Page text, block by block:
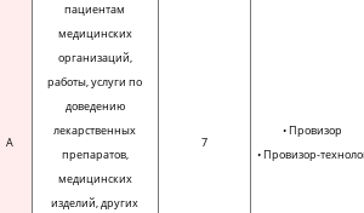
A
пациентам
медицинских
организаций,
работы, услуги по
доведению
лекарственных
препаратов,
медицинских
изделий, других
7
• Провизор
• Провизор-